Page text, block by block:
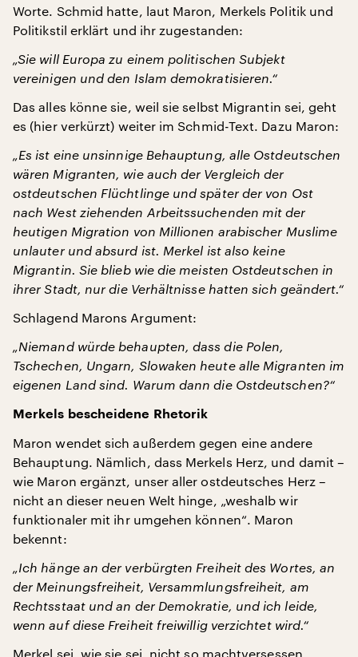
Worte. Schmid hatte, laut Maron, Merkels Politik und
Politikstil erklärt und ihr zugestanden:
„Sie will Europa zu einem politischen Subjekt
vereinigen und den Islam demokratisieren.“
Das alles könne sie, weil sie selbst Migrantin sei, geht
es (hier verkürzt) weiter im Schmid-Text. Dazu Maron:
„Es ist eine unsinnige Behauptung, alle Ostdeutschen
wären Migranten, wie auch der Vergleich der
ostdeutschen Flüchtlinge und später der von Ost
nach West ziehenden Arbeitssuchenden mit der
heutigen Migration von Millionen arabischer Muslime
unlauter und absurd ist. Merkel ist also keine
Migrantin. Sie blieb wie die meisten Ostdeutschen in
ihrer Stadt, nur die Verhältnisse hatten sich geändert.“
Schlagend Marons Argument:
„Niemand würde behaupten, dass die Polen,
Tschechen, Ungarn, Slowaken heute alle Migranten im
eigenen Land sind. Warum dann die Ostdeutschen?“
Merkels bescheidene Rhetorik
Maron wendet sich außerdem gegen eine andere
Behauptung. Nämlich, dass Merkels Herz, und damit –
wie Maron ergänzt, unser aller ostdeutsches Herz –
nicht an dieser neuen Welt hinge, „weshalb wir
funktionaler mit ihr umgehen können“. Maron
bekennt:
„Ich hänge an der verbürgten Freiheit des Wortes, an
der Meinungsfreiheit, Versammlungsfreiheit, am
Rechtsstaat und an der Demokratie, und ich leide,
wenn auf diese Freiheit freiwillig verzichtet wird.“
Merkel sei, wie sie sei, nicht so machtversessen,